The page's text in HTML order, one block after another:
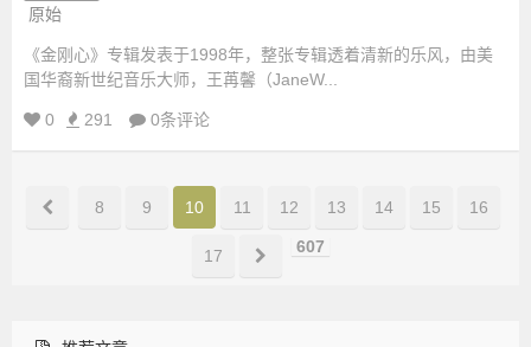
原始
《金刚心》专辑发表于1998年，整张专辑透着清新的乐风，由美
国华裔新世纪音乐大师，王苒馨（JaneW...
0 291 0条评论
8 9 10 11 12 13 14 15 16
17 607